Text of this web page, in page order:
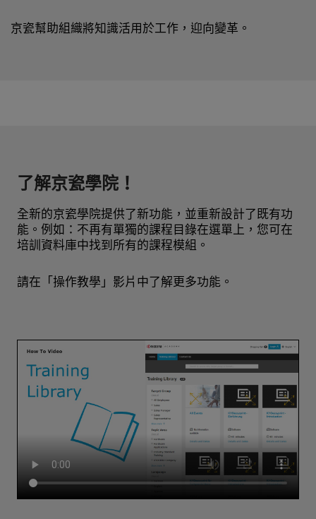
京瓷幫助組織將知識活用於工作，迎向變革。
了解京瓷學院！
全新的京瓷學院提供了新功能，並重新設計了既有功
能。例如：不再有單獨的課程目錄在選單上，您可在
培訓資料庫中找到所有的課程模組。
請在「操作教學」影片中了解更多功能。